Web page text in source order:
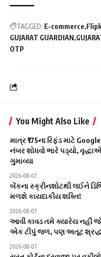
TAGGED: E-commerce
GUJARAT GUARDIAN
OTP
You Might Also Like
માત્ર ₹175ના રિફંડ માટે
નંબર શોધવો ભારે પડ્યો,
ગુમાવ્યા
2026-08-07
બેંકના સ્ક્રીનશોટથી લઈને
મળશે કાયદાકીય શક્તિ!
2026-08-07
આવી કાવડ તમે ક્યારેય નહીં
એક ટીપું જળ, પણ અતૂટ
2026-08-07